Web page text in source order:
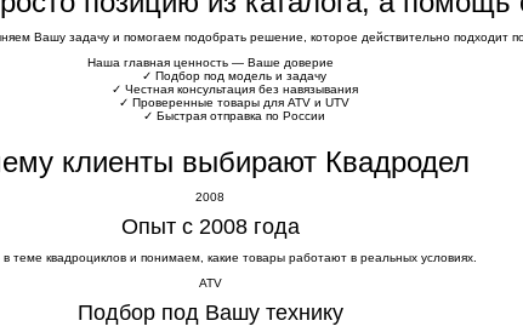
Вашу задачу и помогаем подобрать решение, которое действительно подходит
Наша главная ценность — Ваше доверие
✓ Подбор под модель и задачу
✓ Честная консультация без навязывания
✓ Проверенные товары для ATV и UTV
✓ Быстрая отправка по России
клиенты выбирают Квадродел
2008
Опыт с 2008 года
теме квадроциклов и понимаем, какие товары работают в реальных условиях.
ATV
Подбор под Вашу технику